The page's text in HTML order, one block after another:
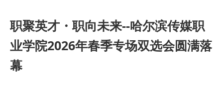
—— 哈 2026-07-24
· 锚定目标谋新篇 巾帼聚力启新程
—— 哈 2026-07-23
· 强化政治担当 锤炼过硬本领--哈尔
职聚英才・职向未来--哈尔滨传媒职
业学院2026年春季专场双选会圆满落
幕